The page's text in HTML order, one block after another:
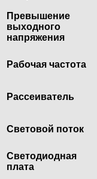
Превышение
выходного
напряжения
Рабочая частота
Рассеиватель
Световой поток
Светодиодная
плата